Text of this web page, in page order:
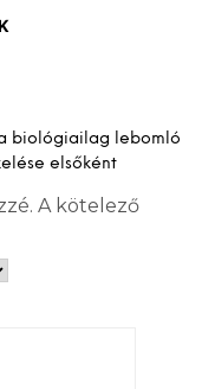
biológiailag lebomló
elsőként
A kötelező